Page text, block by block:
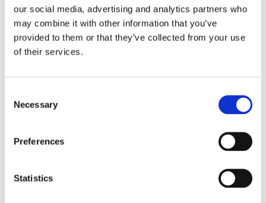
our social media, advertising and analytics partners who
may combine it with other information that you’ve
provided to them or that they’ve collected from your use
of their services.
Necessary
Preferences
Statistics
INFO INFO
Nougatbrun